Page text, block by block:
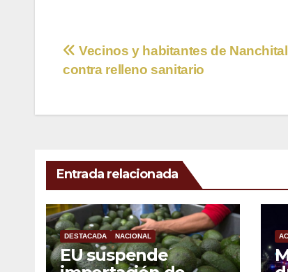
Navegación
entradas
Vecinos y habitantes de
contra relleno sanitario
Entrada relacionada
DESTACADA NACIONAL
EU suspende